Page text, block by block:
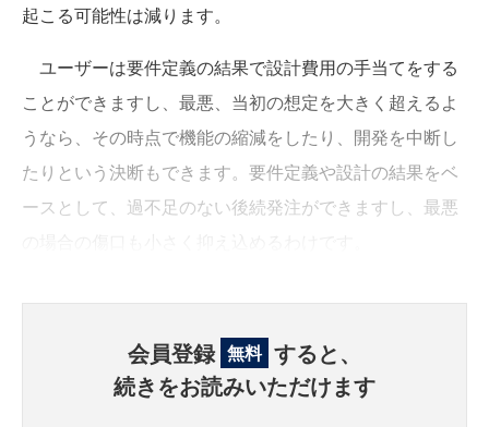
起こる可能性は減ります。
ユーザーは要件定義の結果で設計費用の手当てをする
ことができますし、最悪、当初の想定を大きく超えるよ
うなら、その時点で機能の縮減をしたり、開発を中断し
たりという決断もできます。要件定義や設計の結果をベ
ースとして、過不足のない後続発注ができますし、最悪
会員登録 無料 すると、
続きをお読みいただけます